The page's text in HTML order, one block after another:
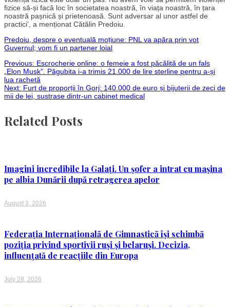
fizice să-și facă loc în societatea noastră, în viața noastră, în țara
noastră pașnică și prietenoasă. Sunt adversar al unor astfel de
practici’, a menționat Cătălin Predoiu.
Predoiu, despre o eventuală moțiune: PNL va apăra prin vot
Guvernul; vom fi un partener loial
Post
navigation
Previous: Escrocherie online: o femeie a fost păcălită de un fals
„Elon Musk”. Păgubita i-a trimis 21.000 de lire sterline pentru a-și
lua rachetă
Next: Furt de proporții în Gorj: 140.000 de euro și bijuterii de zeci de
mii de lei, sustrase dintr-un cabinet medical
Related Posts
Imagini incredibile la Galați. Un șofer a intrat cu mașina
pe albia Dunării după retragerea apelor
August 3, 2026
Federația Internațională de Gimnastică își schimbă
poziția privind sportivii ruși și belaruși. Decizia,
influențată de reacțiile din Europa
July 28, 2026